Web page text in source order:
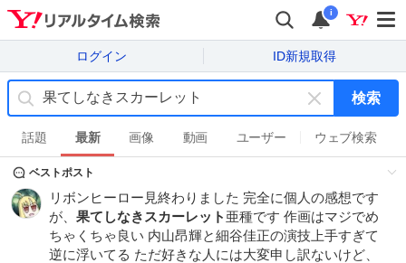
i
ログイン ID新規取得
キ
ー
ワ
ド
を
消
す
検索
話題 最新 画像 動画 ユーザー ウェブ検索
ベストポスト
リボンヒーロー見終わりました 完全に個人の感想です
が、 果てしなきスカーレット 亜種です 作画はマジでめ
ちゃくちゃ良い 内山昂輝と細谷佳正の演技上手すぎて
逆に浮いてる ただ好きな人には大変申し訳ないけど、